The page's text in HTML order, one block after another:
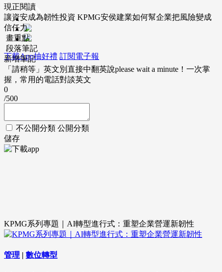
下載App抽好禮 訂閱電子報
現正閱讀
讓資安成為韌性投資 KPMG安侯建業如何幫企業把風險變成
信任力
畫重點
段落筆記
新增筆記
「請稍等」英文別直接中翻英說please wait a minute！一次掌
握，常用的電話對談英文
0
/500
不公開分類 公開分類
儲存
KPMG系列專題｜AI轉型進行式：重塑企業營運新韌性
管理 | 數位轉型